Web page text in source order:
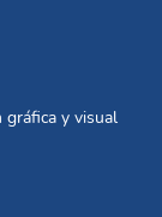
gráfica y visual